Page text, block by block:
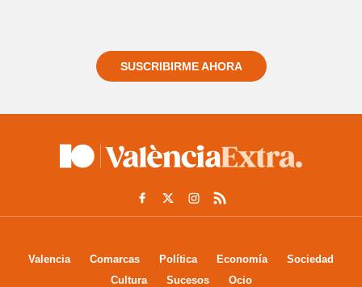
SUSCRIBIRME AHORA
Valencia Comarcas Política Economía
Sociedad
Cultura
Sucesos Ocio